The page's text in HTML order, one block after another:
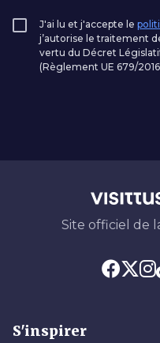
J'ai lu et j'accepte le
j’autorise le traitement
vertu du Décret
(Règlement UE 679/
Site officiel de
S'inspirer